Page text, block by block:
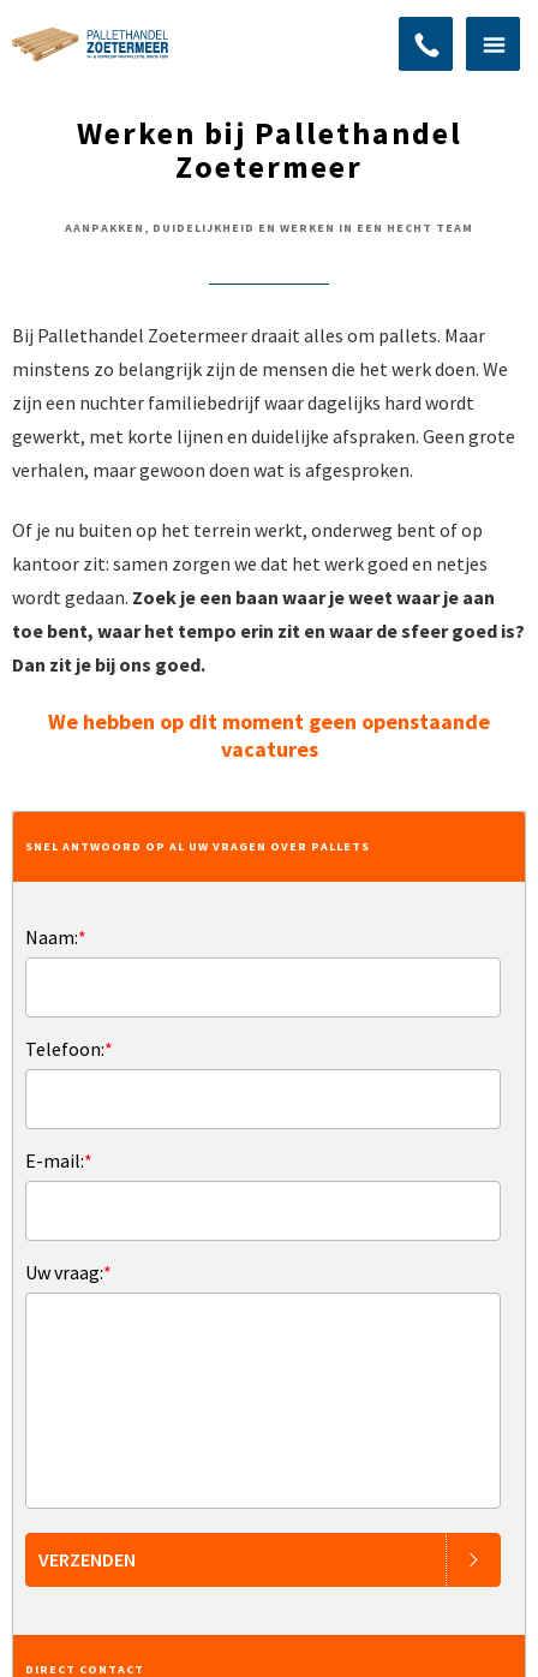
Werken bij Pallethandel
Zoetermeer
AANPAKKEN, DUIDELIJKHEID EN WERKEN IN EEN HECHT TEAM
Bij Pallethandel Zoetermeer draait alles om pallets. Maar
minstens zo belangrijk zijn de mensen die het werk doen. We
zijn een nuchter familiebedrijf waar dagelijks hard wordt
gewerkt, met korte lijnen en duidelijke afspraken. Geen grote
verhalen, maar gewoon doen wat is afgesproken.
Of je nu buiten op het terrein werkt, onderweg bent of op
kantoor zit: samen zorgen we dat het werk goed en netjes
wordt gedaan. Zoek je een baan waar je weet waar je aan
toe bent, waar het tempo erin zit en waar de sfeer goed is?
Dan zit je bij ons goed.
We hebben op dit moment geen openstaande
vacatures
SNEL ANTWOORD OP AL UW VRAGEN OVER PALLETS
Naam:*
Telefoon:*
E-mail:*
Uw vraag:*
VERZENDEN
DIRECT CONTACT